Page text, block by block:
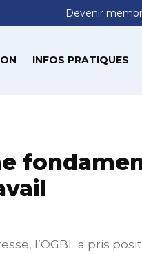
Devenir
INFOS PRATIQUES
l’OGBL a pris